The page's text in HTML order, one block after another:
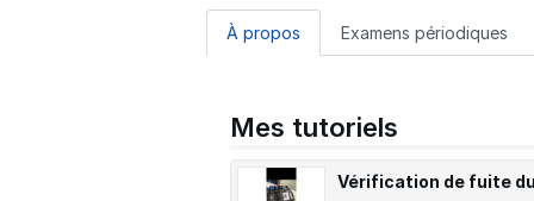
À propos Examens périodiques
Mes tutoriels
Vérification de fuite